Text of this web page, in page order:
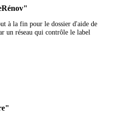
à la fin pour le dossier d'aide de
un réseau qui contrôle le label